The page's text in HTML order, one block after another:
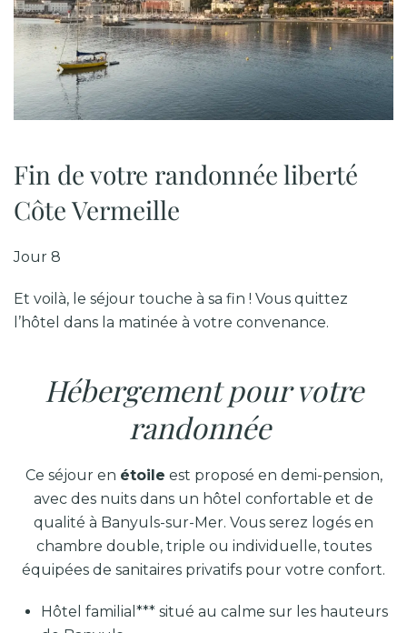
Fin de votre randonnée liberté
Côte Vermeille
Jour 8
Et voilà, le séjour touche à sa fin ! Vous quittez
l’hôtel dans la matinée à votre convenance.
Hébergement pour votre
randonnée
Ce séjour en étoile est proposé en demi-pension,
avec des nuits dans un hôtel confortable et de
qualité à Banyuls-sur-Mer. Vous serez logés en
chambre double, triple ou individuelle, toutes
équipées de sanitaires privatifs pour votre confort.
Hôtel familial*** situé au calme sur les hauteurs